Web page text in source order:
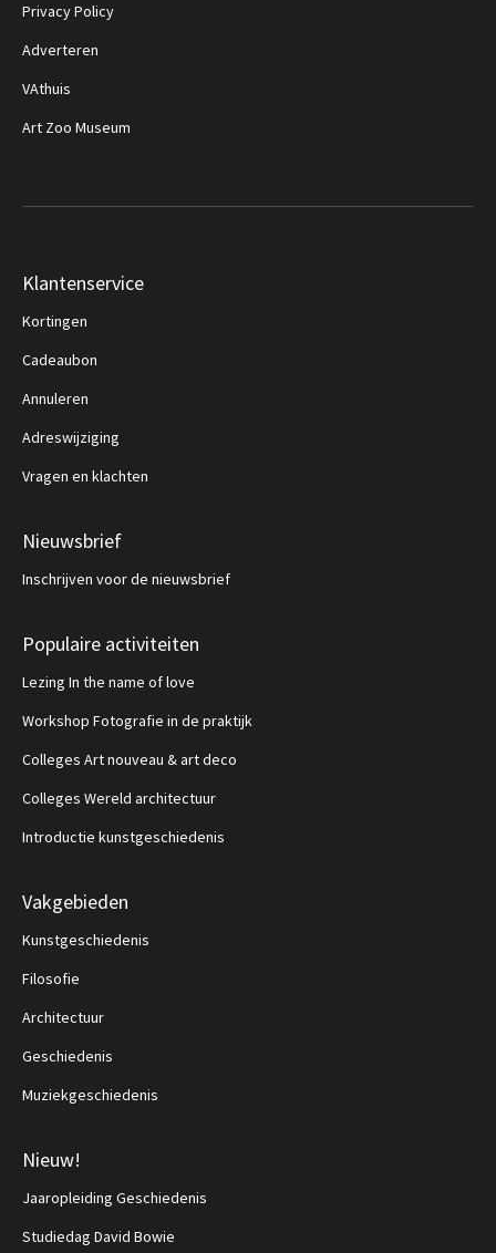
Privacy Policy
Adverteren
VAthuis
Art Zoo Museum
Klantenservice
Kortingen
Cadeaubon
Annuleren
Adreswijziging
Vragen en klachten
Nieuwsbrief
Inschrijven voor de nieuwsbrief
Populaire activiteiten
Lezing In the name of love
Workshop Fotografie in de praktijk
Colleges Art nouveau & art deco
Colleges Wereld architectuur
Introductie kunstgeschiedenis
Vakgebieden
Kunstgeschiedenis
Filosofie
Architectuur
Geschiedenis
Muziekgeschiedenis
Nieuw!
Jaaropleiding Geschiedenis
Studiedag David Bowie